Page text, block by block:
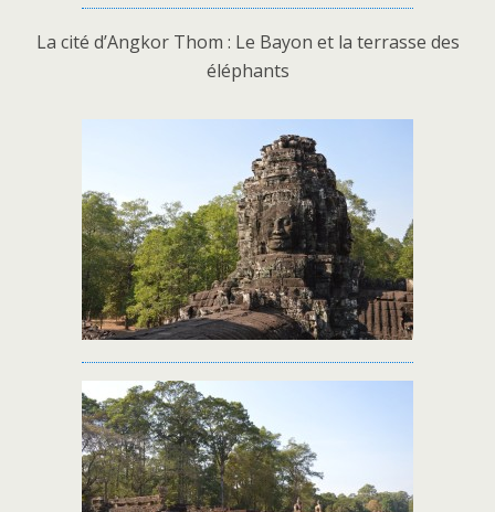
La cité d’Angkor Thom : Le Bayon et la terrasse des
éléphants